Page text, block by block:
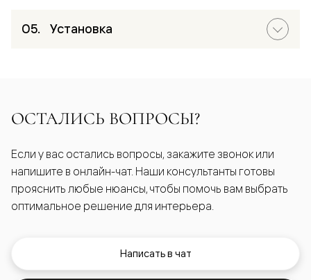
Установка
ОСТАЛИСЬ ВОПРОСЫ?
Если у вас остались вопросы, закажите звонок или
напишите в онлайн-чат. Наши консультанты готовы
прояснить любые нюансы, чтобы помочь вам выбрать
оптимальное решение для интерьера.
Написать в чат